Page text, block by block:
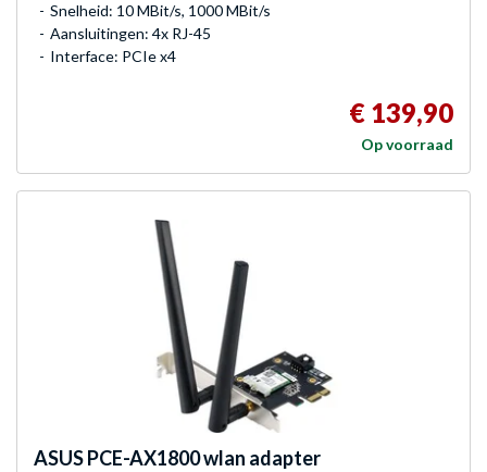
Snelheid: 10 MBit/s, 1000 MBit/s
Aansluitingen: 4x RJ-45
Interface: PCIe x4
€ 139,90
Op voorraad
ASUSPCE-AX1800 wlan adapter